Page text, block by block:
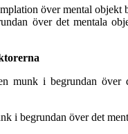
över mental
över det mentala
munk i begrundan över
i begrundan över det